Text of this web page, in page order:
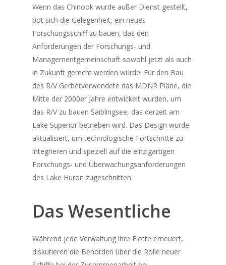
Wenn das Chinook wurde außer Dienst gestellt,
bot sich die Gelegenheit, ein neues
Forschungsschiff zu bauen, das den
Anforderungen der Forschungs- und
Managementgemeinschaft sowohl jetzt als auch
in Zukunft gerecht werden würde. Für den Bau
des R/VGerberverwendete das MDNR Pläne, die
Mitte der 2000er Jahre entwickelt wurden, um
das R/V zu bauen Saiblingsee, das derzeit am
Lake Superior betrieben wird. Das Design wurde
aktualisiert, um technologische Fortschritte zu
integrieren und speziell auf die einzigartigen
Forschungs- und Überwachungsanforderungen
des Lake Huron zugeschnitten.
Das Wesentliche
Während jede Verwaltung ihre Flotte erneuert,
diskutieren die Behörden über die Rolle neuer